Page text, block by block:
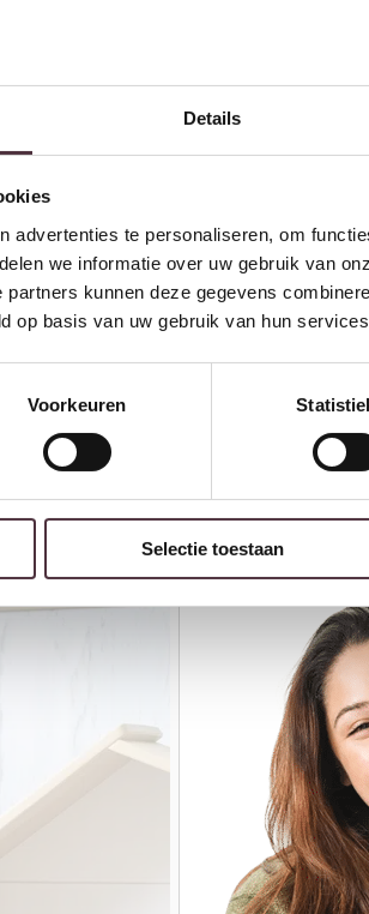
Details
advertenties te personaliseren, om
we informatie over uw gebruik van
kunnen deze gegevens
op basis van uw gebruik van hun
Voorkeuren
Selectie toestaan
Meldt u aan voor onze
€200,- (niet geldig op